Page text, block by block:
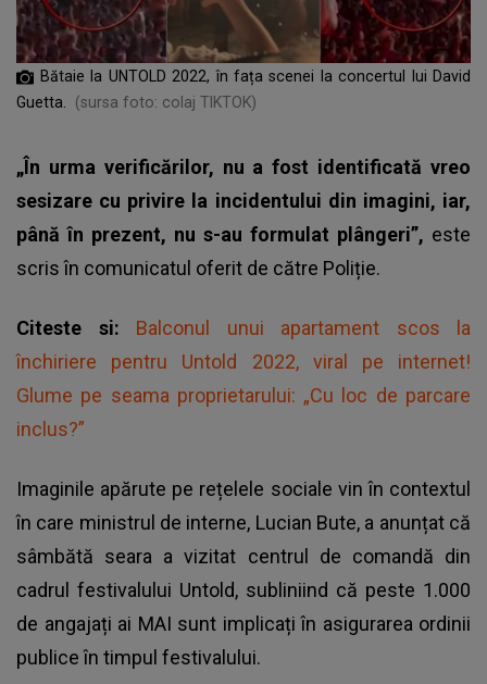
Bătaie la UNTOLD 2022, în fața scenei la concertul lui David
Guetta.
(sursa foto: colaj TIKTOK)
„În urma verificărilor, nu a fost identificată vreo
sesizare cu privire la incidentului din imagini, iar,
până în prezent, nu s-au formulat plângeri”, este
scris în comunicatul oferit de către Poliție.
Citeste si: Balconul unui apartament scos la
închiriere pentru Untold 2022, viral pe internet!
Glume pe seama proprietarului: „Cu loc de parcare
inclus?”
Imaginile apărute pe rețelele sociale vin în contextul
în care ministrul de interne, Lucian Bute, a anunțat că
sâmbătă seara a vizitat centrul de comandă din
cadrul festivalului Untold, subliniind că peste 1.000
de angajați ai MAI sunt implicați în asigurarea ordinii
publice în timpul festivalului.